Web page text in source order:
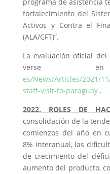
fortalecimiento del
Activos y Contra el
(ALA/CFT)”.
La evaluación oficial
es/News/Articles/2021/
staff-visit-to-paraguay.
2022. ROLES DE
consolidación de la
comienzos del año en
8% interanual, las
de crecimiento del
aumento del producto,